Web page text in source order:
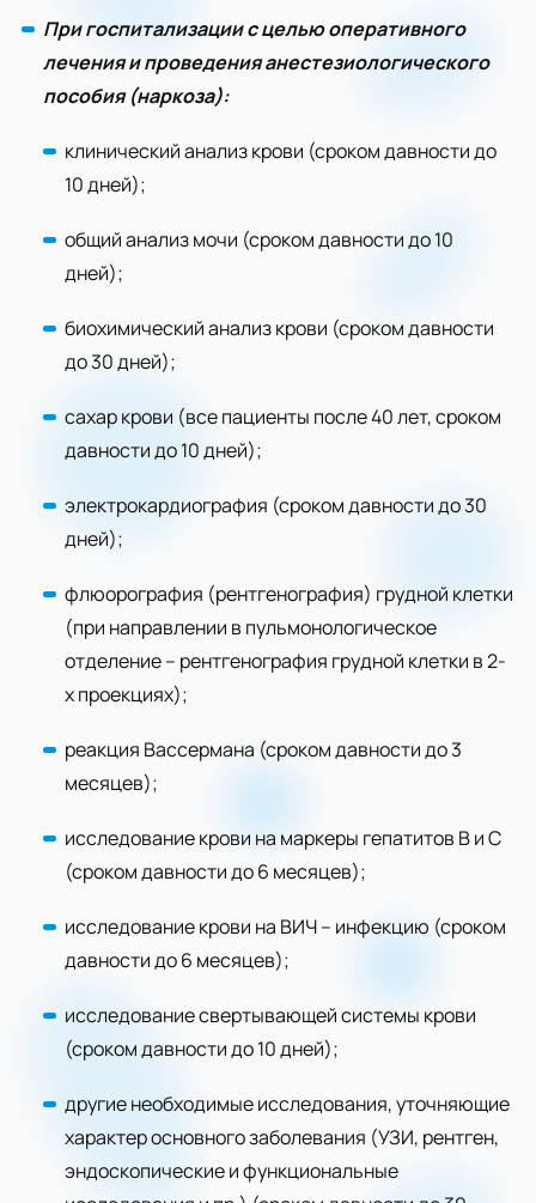
При госпитализации с целью оперативного
лечения и проведения анестезиологического
пособия (наркоза):
клинический анализ крови (сроком давности до
10 дней);
общий анализ мочи (сроком давности до 10
дней);
биохимический анализ крови (сроком давности
до 30 дней);
сахар крови (все пациенты после 40 лет, сроком
давности до 10 дней);
электрокардиография (сроком давности до 30
дней);
флюорография (рентгенография) грудной клетки
(при направлении в пульмонологическое
отделение – рентгенография грудной клетки в 2-
х проекциях);
реакция Вассермана (сроком давности до 3
месяцев);
исследование крови на маркеры гепатитов В и С
(сроком давности до 6 месяцев);
исследование крови на ВИЧ – инфекцию (сроком
давности до 6 месяцев);
исследование свертывающей системы крови
(сроком давности до 10 дней);
другие необходимые исследования, уточняющие
характер основного заболевания (УЗИ, рентген,
эндоскопические и функциональные